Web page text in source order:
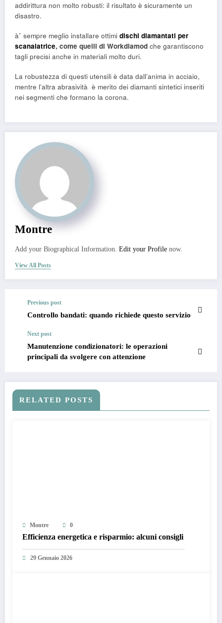
addirittura non molto robusti: il risultato è sicuramente un
disastro.
àˆ sempre meglio installare ottimi dischi diamantati per
scanalatrice, come quelli di Workdiamod che garantiscono
tagli precisi anche in materiali molto duri.
La robustezza di questi utensili è data dall’anima in acciaio,
mentre l’altra abrasività è merito dei diamanti sintetici inseriti
nei segmenti che formano la corona.
Montre
Add your Biographical Information. Edit your Profile now.
View All Posts
Previous post
Controllo bandati: quando richiede questo servizio
Next post
Manutenzione condizionatori: le operazioni
principali da svolgere con attenzione
RELATED POSTS
Montre 0
Efficienza energetica e risparmio: alcuni consigli
29 Gennaio 2026